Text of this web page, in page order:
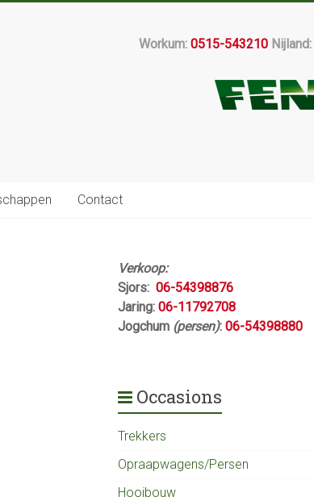
Workum: 0515-543210 Nijland:
Contact
Verkoop:
Sjors:06-54398876
Jaring:06-11792708
Jogchum (persen): 06-54398880
Occasions
Trekkers
Opraapwagens/Persen
Hooibouw